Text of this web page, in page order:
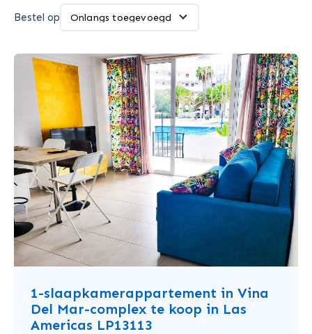
Bestel op
1-slaapkamerappartement in Vina
Del Mar-complex te koop in Las
Americas LP13113